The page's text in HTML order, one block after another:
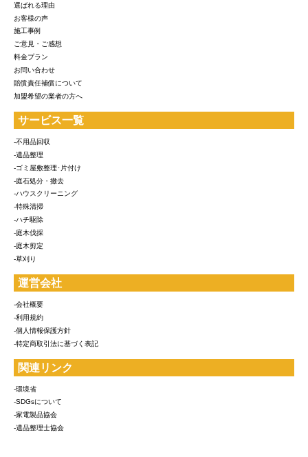
選ばれる理由
お客様の声
施工事例
ご意見・ご感想
料金プラン
お問い合わせ
賠償責任補償について
加盟希望の業者の方へ
サービス一覧
-不用品回収
-遺品整理
-ゴミ屋敷整理･片付け
-庭石処分・撤去
-ハウスクリーニング
-特殊清掃
-ハチ駆除
-庭木伐採
-庭木剪定
-草刈り
運営会社
-会社概要
-利用規約
-個人情報保護方針
-特定商取引法に基づく表記
関連リンク
-環境省
-SDGsについて
-家電製品協会
-遺品整理士協会